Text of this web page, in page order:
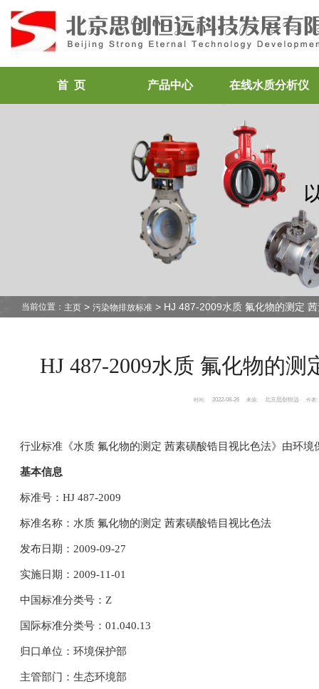
首 页 产品中心 在线水质分析仪
当前位置： 主页 > 污染物排放标准 > HJ 487-2009水质 氟化物的测定
HJ 487-2009水质 氟化物的
时间: 2022-08-26 来源: 北京思创恒远 作者:
行业标准《水质 氟化物的测定 茜素磺酸锆目视比色法》由环
基本信息
标准号：HJ 487-2009
标准名称：水质 氟化物的测定 茜素磺酸锆目视比色法
发布日期：2009-09-27
实施日期：2009-11-01
中国标准分类号：Z
国际标准分类号：01.040.13
归口单位：环境保护部
主管部门：生态环境部